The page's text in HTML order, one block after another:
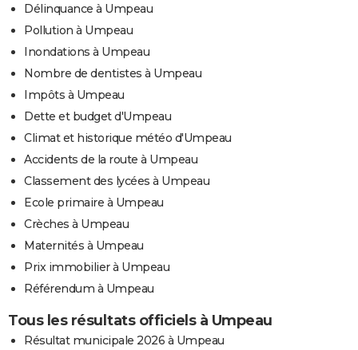
Délinquance à Umpeau
Pollution à Umpeau
Inondations à Umpeau
Nombre de dentistes à Umpeau
Impôts à Umpeau
Dette et budget d'Umpeau
Climat et historique météo d'Umpeau
Accidents de la route à Umpeau
Classement des lycées à Umpeau
Ecole primaire à Umpeau
Crèches à Umpeau
Maternités à Umpeau
Prix immobilier à Umpeau
Référendum à Umpeau
Tous les résultats officiels à Umpeau
Résultat municipale 2026 à Umpeau